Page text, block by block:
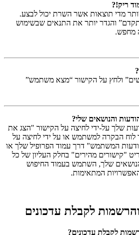
ריק!?
מדי תוצאות אשר השרת יכול לבצע.
והגדר יותר את התנאים שבשימוש
מחפש.
ולחץ על הקישור “מצא משתמש”
והנושאים שלי?
שלך על-ידי לחיצה על הקישור "הצג את
לוח הבקרה למשתמש או על ידי לחיצה על
המשתמש" דרך עמוד הפרופיל שלך או
"קישורים מהירים" בחלק העליון של כל
שלך, השתמש בעמוד החיפוש
המתאימות.
לקבלת עדכונים
לקבלת עדכונים?